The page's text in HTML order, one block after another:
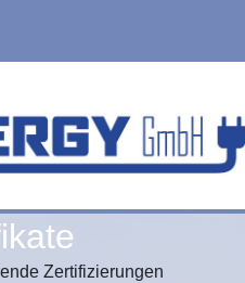
Zertifizierungen